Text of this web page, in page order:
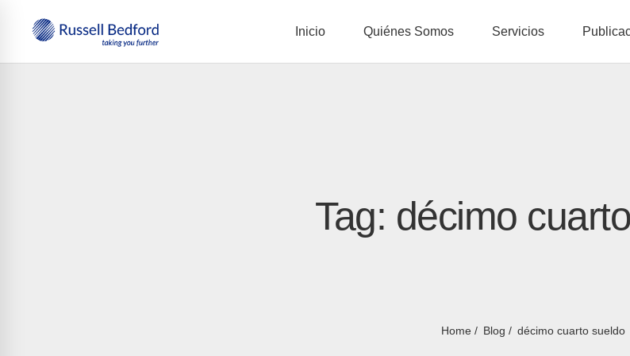
Inicio Quiénes Somos Servicios
Tag: décimo
Home Blog décimo cuarto sueldo